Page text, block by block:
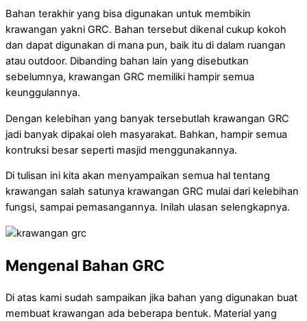
Bahan terakhir yang bisa digunakan untuk membikin
krawangan yakni GRC. Bahan tersebut dikenal cukup kokoh
dan dapat digunakan di mana pun, baik itu di dalam ruangan
atau outdoor. Dibanding bahan lain yang disebutkan
sebelumnya, krawangan GRC memiliki hampir semua
keunggulannya.
Dengan kelebihan yang banyak tersebutlah krawangan GRC
jadi banyak dipakai oleh masyarakat. Bahkan, hampir semua
kontruksi besar seperti masjid menggunakannya.
Di tulisan ini kita akan menyampaikan semua hal tentang
krawangan salah satunya krawangan GRC mulai dari kelebihan
fungsi, sampai pemasangannya. Inilah ulasan selengkapnya.
Mengenal Bahan GRC
Di atas kami sudah sampaikan jika bahan yang digunakan buat
membuat krawangan ada beberapa bentuk. Material yang